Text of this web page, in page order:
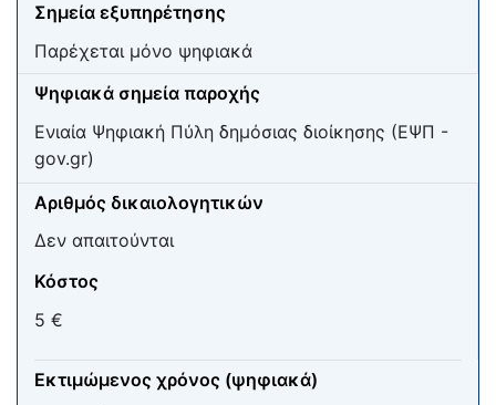
Σημεία εξυπηρέτησης
Παρέχεται μόνο ψηφιακά
Ψηφιακά σημεία παροχής
Ενιαία Ψηφιακή Πύλη δημόσιας διοίκησης (ΕΨΠ -
gov.gr)
Αριθμός δικαιολογητικών
Δεν απαιτούνται
Κόστος
5 €
Εκτιμώμενος χρόνος (ψηφιακά)